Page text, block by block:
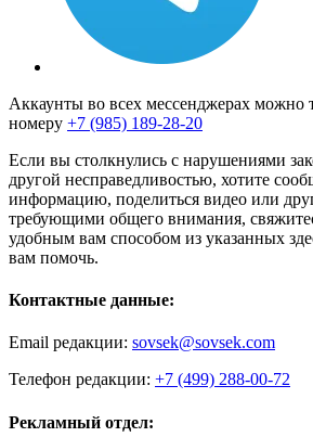
Аккаунты во всех мессенджерах можно
номеру +7 (985) 189-28-20
Если вы столкнулись с нарушениями
другой несправедливостью, хотите
информацию, поделиться видео или
требующими общего внимания,
удобным вам способом из указанных
вам помочь.
Контактные данные:
Email редакции: sovsek@sovsek.com
Телефон редакции: +7 (499) 288-00-72
Рекламный отдел: